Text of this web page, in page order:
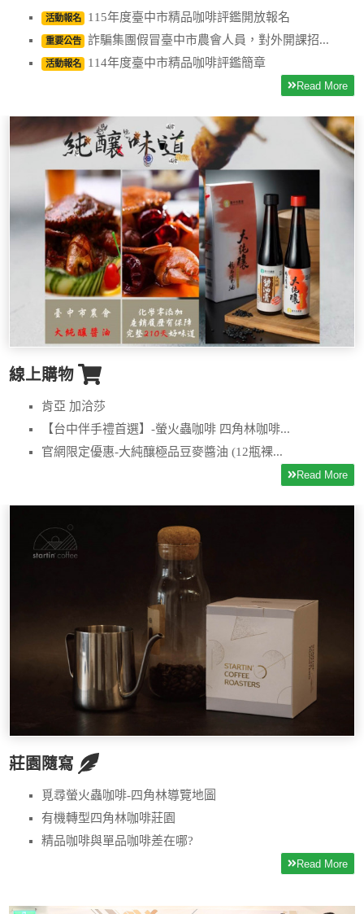
活動報名 115年度臺中市精品咖啡評鑑開放報名
重要公告 詐騙集團假冒臺中市農會人員，對外開課招...
活動報名 114年度臺中市精品咖啡評鑑簡章
Read More
線上購物
肯亞 加洽莎
【台中伴手禮首選】-螢火蟲咖啡 四角林咖啡...
官網限定優惠-大純釀極品豆麥醬油 (12瓶裸...
Read More
莊園隨寫
覓尋螢火蟲咖啡-四角林導覽地圖
有機轉型四角林咖啡莊園
精品咖啡與單品咖啡差在哪?
Read More